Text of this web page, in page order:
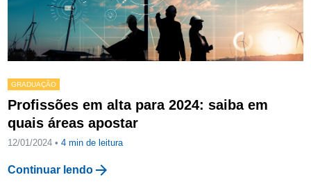
GRADUAÇÃO
Profissões em alta para 2024: saiba em
quais áreas apostar
12/01/2024 •4 min de leitura
Continuar lendo arrow_forward